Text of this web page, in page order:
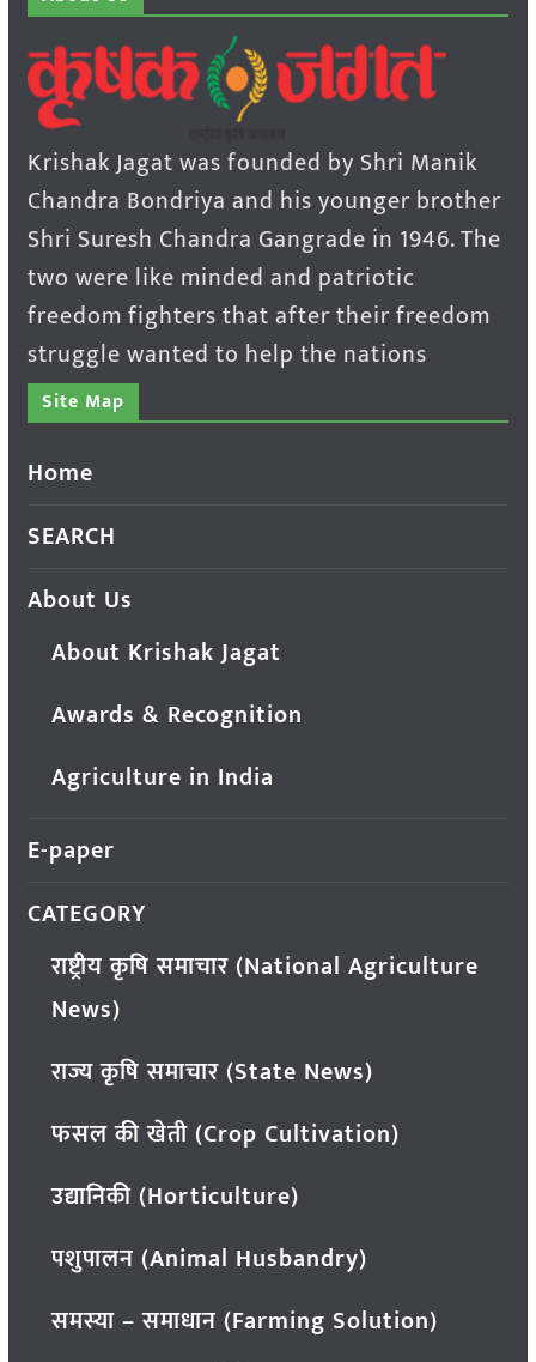
Krishak Jagat was founded by Shri Manik
Chandra Bondriya and his younger brother
Shri Suresh Chandra Gangrade in 1946. The
two were like minded and patriotic
freedom fighters that after their freedom
struggle wanted to help the nations
Site Map
Home
SEARCH
About Us
About Krishak Jagat
Awards & Recognition
Agriculture in India
E-paper
CATEGORY
राष्ट्रीय कृषि समाचार (National Agriculture
News)
राज्य कृषि समाचार (State News)
फसल की खेती (Crop Cultivation)
उद्यानिकी (Horticulture)
पशुपालन (Animal Husbandry)
समस्या – समाधान (Farming Solution)